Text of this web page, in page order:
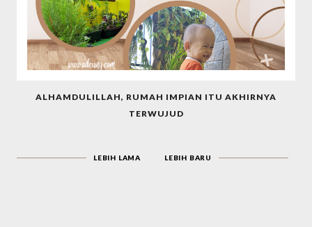
ALHAMDULILLAH, RUMAH IMPIAN ITU AKHIRNYA
TERWUJUD
LEBIH LAMA LEBIH BARU